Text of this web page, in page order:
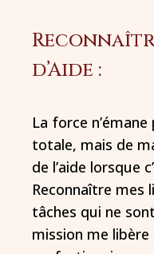
d’Aide :
La force n’émane
totale, mais de
de l’aide lorsque
Reconnaître mes
tâches qui ne
mission me